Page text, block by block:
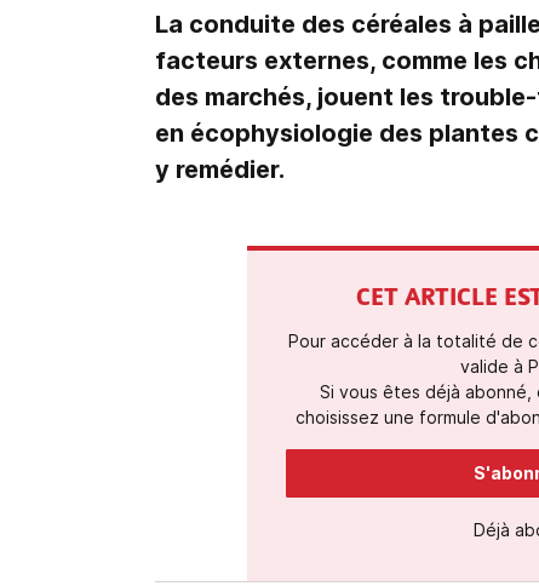
La conduite des céréales à
facteurs externes, comme les
des marchés, jouent les
en écophysiologie des plantes
y remédier.
CET ARTICLE
Pour accéder à la totalité de
valide à
Si vous êtes déjà
choisissez une formule
Déjà